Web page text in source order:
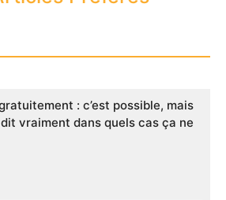
: c’est possible, mais
vraiment dans quels cas ça ne